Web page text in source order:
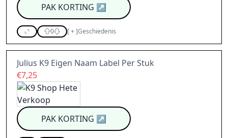
PAK KORTING ↗
0 [+]Geschiedenis
Julius K9 Eigen Naam Label Per Stuk
€7,25
PAK KORTING ↗